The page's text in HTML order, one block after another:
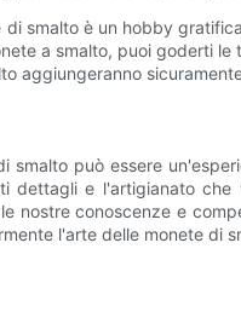
smalto è un hobby
a smalto, puoi goderti
aggiungeranno
smalto può essere
dettagli e l'artigianato
nostre conoscenze e
l'arte delle monete di